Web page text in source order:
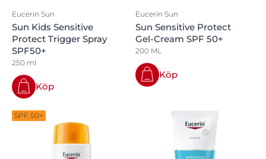
Eucerin Sun
Sun Kids Sensitive
Protect Trigger Spray
SPF50+
250 ml
Köp
Eucerin Sun
Sun Sensitive Protect
Gel-Cream SPF 50+
200 ML
Köp
SPF 50+